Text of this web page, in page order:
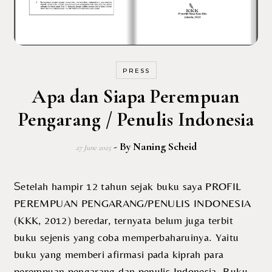
PRESS
Apa dan Siapa Perempuan
Pengarang / Penulis Indonesia
27 June 2025 - ByNaning Scheid
Setelah hampir 12 tahun sejak buku saya PROFIL
PEREMPUAN PENGARANG/PENULIS INDONESIA
(KKK, 2012) beredar, ternyata belum juga terbit
buku sejenis yang coba memperbaharuinya. Yaitu
buku yang memberi afirmasi pada kiprah para